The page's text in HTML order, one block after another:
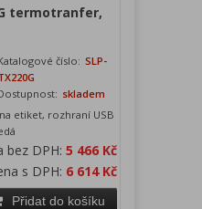
termotranfer,
číslo: SLP-
skladem
etiket, rozhraní USB
bez DPH: 5 466 Kč
s DPH: 6 614 Kč
Přidat do košíku